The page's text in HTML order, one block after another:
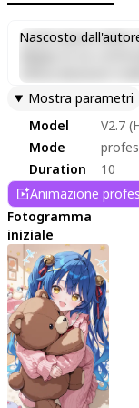
Lorem ipsum dolor
Nascosto
Mostra parametri
Model
V2.7
Mode
Duration
10
Animazione
Fotogramma
iniziale